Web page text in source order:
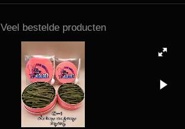
Veel bestelde producten